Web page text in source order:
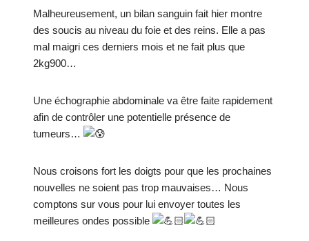
Malheureusement, un bilan sanguin fait hier montre
des soucis au niveau du foie et des reins. Elle a pas
mal maigri ces derniers mois et ne fait plus que
2kg900…
Une échographie abdominale va être faite rapidement
afin de contrôler une potentielle présence de
tumeurs…
Nous croisons fort les doigts pour que les prochaines
nouvelles ne soient pas trop mauvaises… Nous
comptons sur vous pour lui envoyer toutes les
meilleures ondes possible